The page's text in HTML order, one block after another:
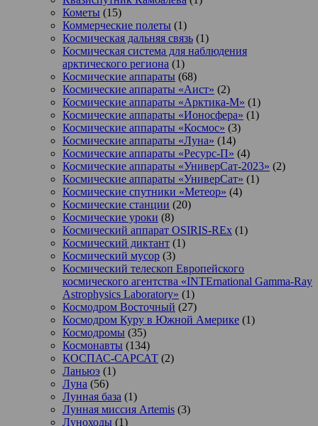
Кометы (15)
Коммерческие полеты (1)
Космическая дальняя связь (1)
Космическая система для наблюдения
арктического региона (1)
Космические аппараты (68)
Космические аппараты «Аист» (2)
Космические аппараты «Арктика-М» (1)
Космические аппараты «Ионосфера» (1)
Космические аппараты «Космос» (3)
Космические аппараты «Луна» (14)
Космические аппараты «Ресурс-П» (4)
Космические аппараты «УниверСат-2023» (2)
Космические аппараты «УниверСат» (1)
Космические спутники «Метеор» (4)
Космические станции (20)
Космические уроки (8)
Космический аппарат OSIRIS-REx (1)
Космический диктант (1)
Космический мусор (3)
Космический телескоп Европейского
космического агентства «INTErnational Gamma-Ray
Astrophysics Laboratory» (1)
Космодром Восточный (27)
Космодром Куру в Южной Америке (1)
Космодромы (35)
Космонавты (134)
КОСПАС-САРСАТ (2)
Ланьюэ (1)
Луна (56)
Лунная база (1)
Лунная миссия Artemis (3)
Луноходы (1)